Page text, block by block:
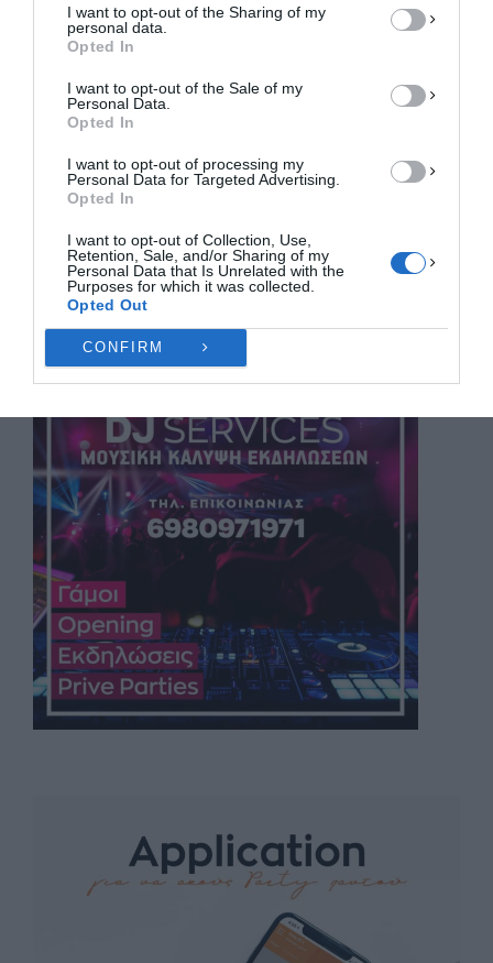
I want to opt-out of the Sharing of my
personal data.
Opted In
I want to opt-out of the Sale of my
Personal Data.
Opted In
I want to opt-out of processing my
Personal Data for Targeted Advertising.
Opted In
I want to opt-out of Collection, Use,
Retention, Sale, and/or Sharing of my
Personal Data that Is Unrelated with the
Purposes for which it was collected.
Opted Out
CONFIRM
ΠΡΟΒΟΛΉ ΠΡΟΤΙΜΉΣΕΩΝ
Πολιτική Cookies